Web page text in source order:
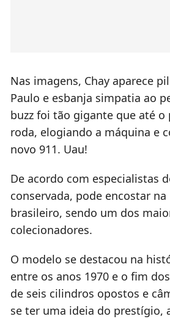
Nas imagens, Chay aparece
Paulo e esbanja simpatia ao
buzz foi tão gigante que até
roda, elogiando a máquina e
novo 911. Uau!
De acordo com especialistas
conservada, pode encostar
brasileiro, sendo um dos
colecionadores.
O modelo se destacou na
entre os anos 1970 e o fim
de seis cilindros opostos e
se ter uma ideia do prestígio,